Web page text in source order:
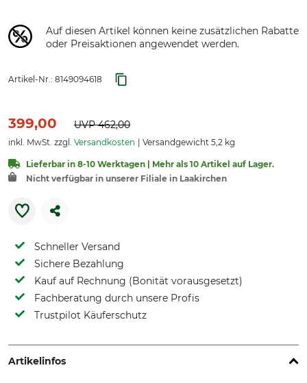
Auf diesen Artikel können keine zusätzlichen Rabatte
oder Preisaktionen angewendet werden.
Artikel-Nr.: 8149094618
399,00 UVP462,00
inkl. MwSt. zzgl. Versandkosten Versandgewicht 5,2 kg
Lieferbar in 8-10 Werktagen | Mehr als 10 Artikel auf Lager.
Nicht verfügbar in unserer Filiale in Laakirchen
Schneller Versand
Sichere Bezahlung
Kauf auf Rechnung (Bonität vorausgesetzt)
Fachberatung durch unsere Profis
Trustpilot Käuferschutz
Artikelinfos